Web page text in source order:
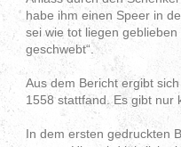
habe ihm einen Speer in
sei wie tot liegen
geschwebt“.
Aus dem Bericht ergibt
1558 stattfand. Es gibt nur
In dem ersten gedruckten